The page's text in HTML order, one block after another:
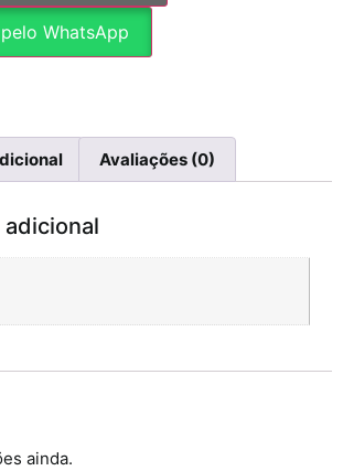
WhatsApp
Avaliações (0)
ainda.